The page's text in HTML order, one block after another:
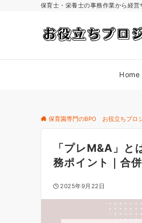
保育士・栄養士の事務作業から経営
Home
保育園専門のBPO お役立ちプロ
「プレM&A」と
務ポイント｜合
2025年9月22日